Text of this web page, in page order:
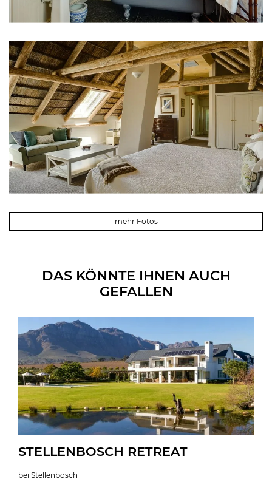
mehr Fotos
DAS KÖNNTE IHNEN AUCH
GEFALLEN
STELLENBOSCH RETREAT
bei Stellenbosch